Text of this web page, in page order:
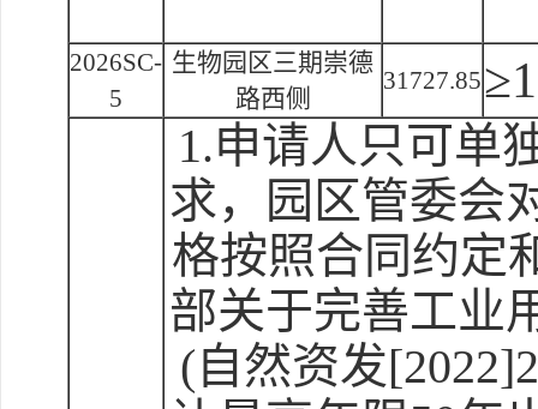
2026SC-
5
生物园区三期崇德
路西侧
31727.85
1.申请人只可单
求，园区管委会
格按照合同约定
部关于完善工业
(自然资发